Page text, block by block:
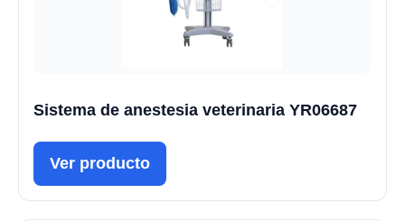
Sistema de anestesia veterinaria YR06687
Ver producto